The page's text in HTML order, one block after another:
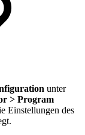
unter
> Program
Einstellungen des